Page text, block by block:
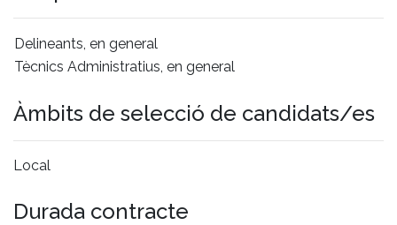
Delineants, en general
Tècnics Administratius, en general
Àmbits de selecció de candidats/es
Local
Durada contracte